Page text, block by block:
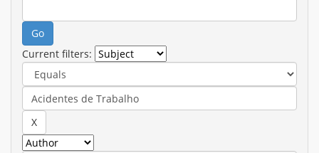
Current filters: